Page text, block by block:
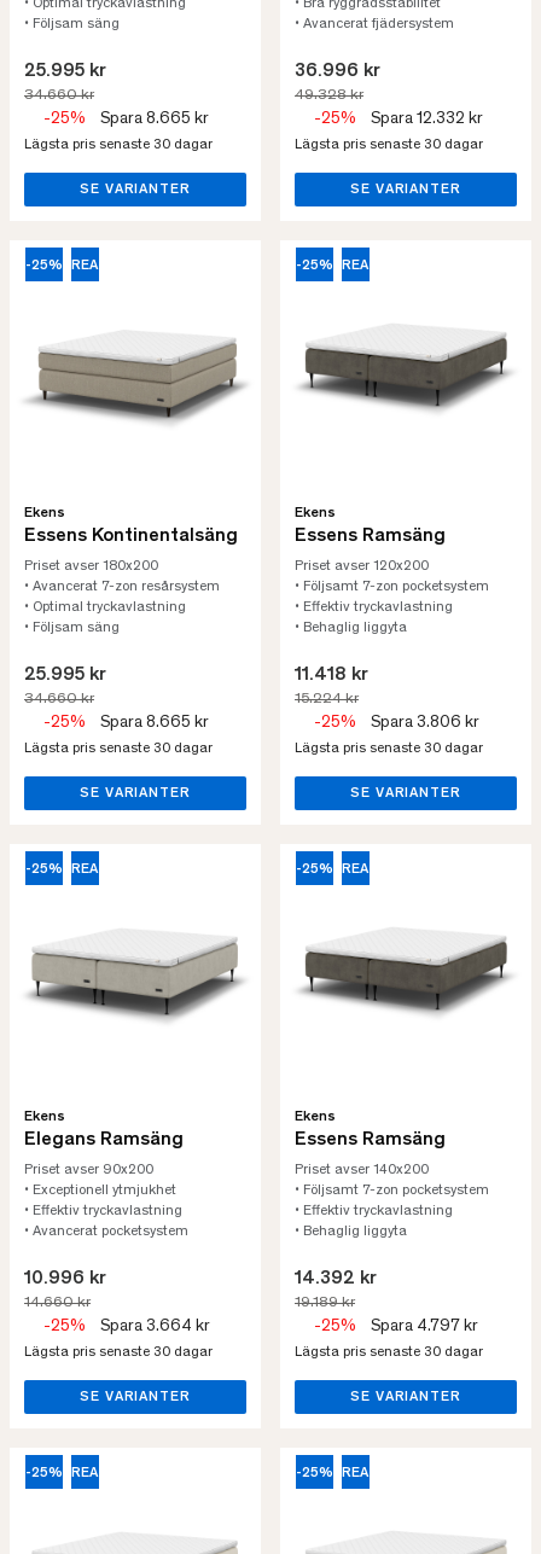
• Optimal tryckavlastning
• Följsam säng
25.995 kr
34.660 kr
-25% Spara 8.665 kr
Lägsta pris senaste 30 dagar
SE VARIANTER
• Bra ryggradsstabilitet
• Avancerat fjädersystem
36.996 kr
49.328 kr
-25% Spara 12.332 kr
Lägsta pris senaste 30 dagar
SE VARIANTER
-25% REA
Ekens
Essens Kontinentalsäng
Priset avser 180x200
• Avancerat 7-zon resårsystem
• Optimal tryckavlastning
• Följsam säng
25.995 kr
34.660 kr
-25% Spara 8.665 kr
Lägsta pris senaste 30 dagar
SE VARIANTER
-25% REA
Ekens
Essens Ramsäng
Priset avser 120x200
• Följsamt 7-zon pocketsystem
• Effektiv tryckavlastning
• Behaglig liggyta
11.418 kr
15.224 kr
-25% Spara 3.806 kr
Lägsta pris senaste 30 dagar
SE VARIANTER
-25% REA
Ekens
Elegans Ramsäng
Priset avser 90x200
• Exceptionell ytmjukhet
• Effektiv tryckavlastning
• Avancerat pocketsystem
10.996 kr
14.660 kr
-25% Spara 3.664 kr
Lägsta pris senaste 30 dagar
SE VARIANTER
-25% REA
Ekens
Essens Ramsäng
Priset avser 140x200
• Följsamt 7-zon pocketsystem
• Effektiv tryckavlastning
• Behaglig liggyta
14.392 kr
19.189 kr
-25% Spara 4.797 kr
Lägsta pris senaste 30 dagar
SE VARIANTER
-25% REA -25% REA